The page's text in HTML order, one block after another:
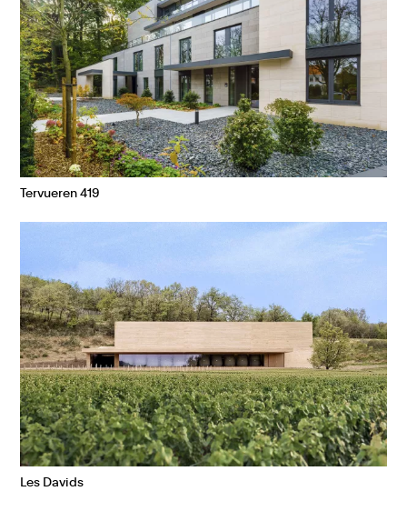
Tervueren 419
Les Davids